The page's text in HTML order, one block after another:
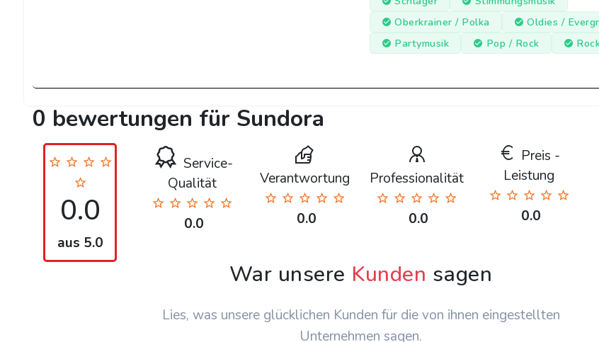
Oberkrainer / Polka
Oldies /
Partymusik
Pop / Rock
0 bewertungen für Sundora
0.0
aus 5.0
Service-
Qualität
0.0
Verantwortung
0.0
Professionalität
0.0
Preis -
Leistung
0.0
War unsere Kunden sagen
Lies, was unsere glücklichen Kunden für die von ihnen eingestellten
Unternehmen sagen.